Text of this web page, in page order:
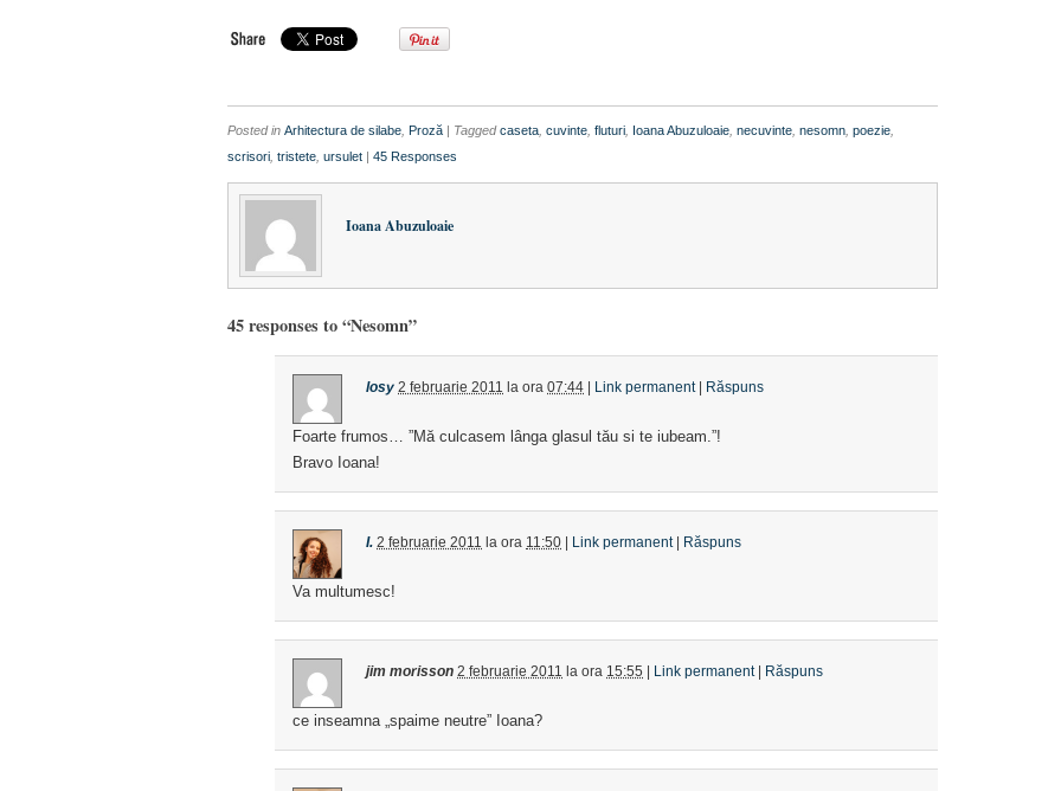
Posted in Arhitectura de silabe Proză | Taggedcaseta cuvinte fluturi Ioana Abuzuloaie necuvinte nesomn poezie
scrisori tristete ursulet | 45 Responses
Ioana Abuzuloaie
45 responses to “Nesomn”
losy 2 februarie 2011 la ora 07:44 Link permanent| Răspuns
Foarte frumos… ”Mă culcasem lânga glasul tău si te iubeam.”!
Bravo Ioana!
I. 2 februarie 2011 la ora 11:50 Link permanent| Răspuns
Va multumesc!
jim morisson 2 februarie 2011 la ora 15:55 Link permanent| Răspuns
ce inseamna „spaime neutre” Ioana?